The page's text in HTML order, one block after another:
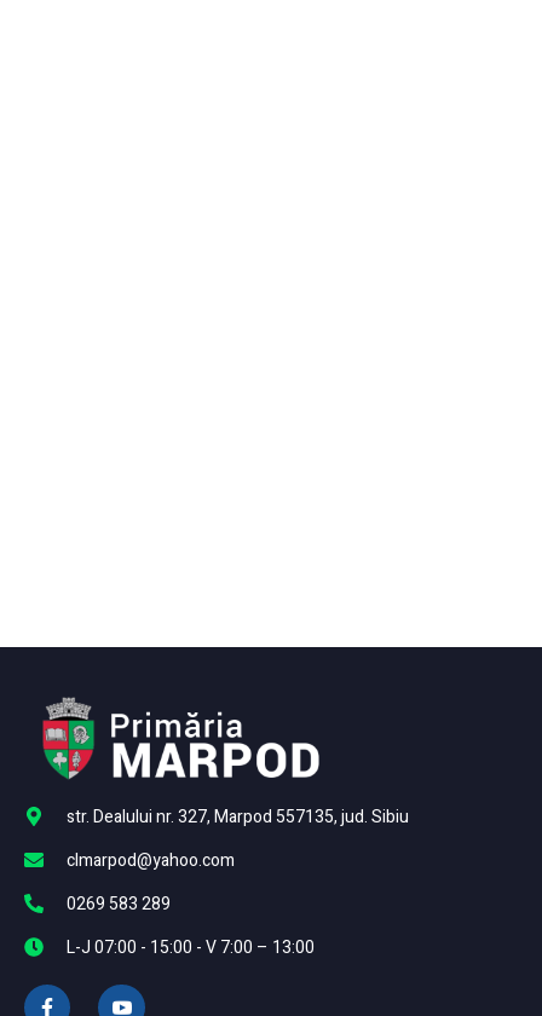
str. Dealului nr. 327, Marpod 557135, jud. Sibiu
clmarpod@yahoo.com
0269 583 289
L-J 07:00 - 15:00 - V 7:00 – 13:00